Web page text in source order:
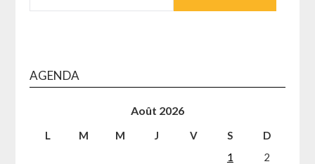
AGENDA
Août 2026
L M M J V S
D
1
2